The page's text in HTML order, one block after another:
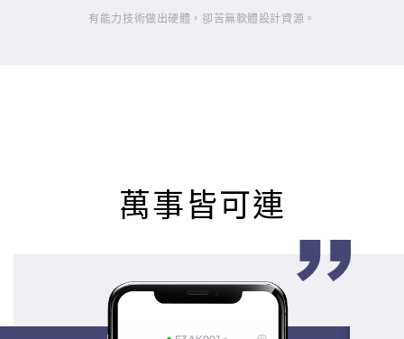
有能力技術做出硬體，卻苦無軟體設計資源。
萬事皆可連